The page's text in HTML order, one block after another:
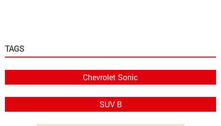
TAGS
Chevrolet Sonic
SUV B